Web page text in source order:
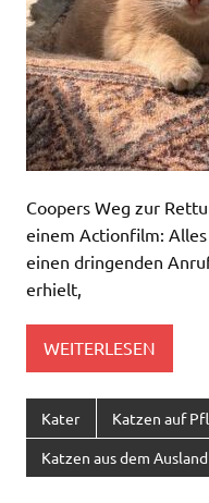
Coopers Weg zur
einem Actionfilm: Alles
einen dringenden
erhielt,
WEITERLESEN
Kater Katzen auf
Katzen aus dem Ausland